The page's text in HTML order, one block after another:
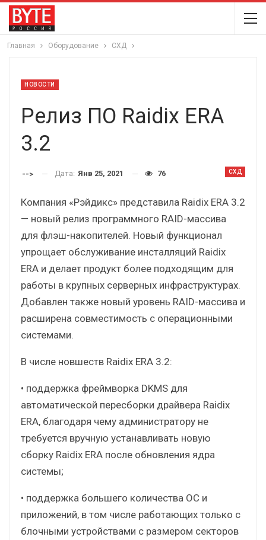
Главная Оборудование СХД
НОВОСТИ
Релиз ПО Raidix ERA
3.2
СХД
--> Дата: Янв 25, 2021 76
Компания «Рэйдикс» представила Raidix ERA 3.2
— новый релиз программного RAID-массива
для флэш-накопителей. Новый функционал
упрощает обслуживание инсталляций Raidix
ERA и делает продукт более подходящим для
работы в крупных серверных инфраструктурах.
Добавлен также новый уровень RAID-массива и
расширена совместимость с операционными
системами.
В числе новшеств Raidix ERA 3.2:
• поддержка фреймворка DKMS для
автоматической пересборки драйвера Raidix
ERA, благодаря чему администратору не
требуется вручную устанавливать новую
сборку Raidix ERA после обновления ядра
системы;
• поддержка большего количества ОС и
приложений, в том числе работающих только с
блочными устройствами с размером секторов